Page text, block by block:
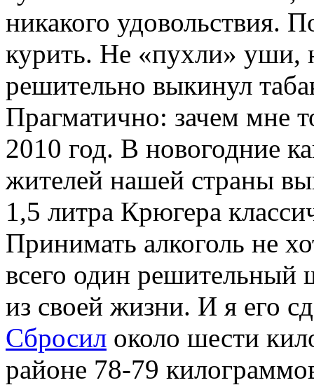
никакого удовольствия.
курить. Не «пухли» уши,
решительно выкинул
Прагматично: зачем мне
2010 год. В новогодние
жителей нашей страны
1,5 литра Крюгера
Принимать алкоголь не
всего один решительный
из своей жизни. И я его
Сбросил около шести
районе 78-79